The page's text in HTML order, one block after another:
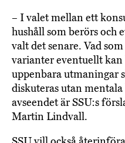
– I valet mellan ett
hushåll som berörs och
valt det senare. Vad
varianter eventuellt
uppenbara utmaningar
diskuteras utan
avseendet är SSU:s
Martin Lindvall.